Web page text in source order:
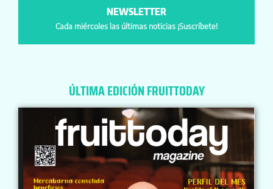
NEWSLETTER
Cada miércoles las últimas noticias ¡Suscríbete!
ÚLTIMA EDICIÓN FRUITTODAY